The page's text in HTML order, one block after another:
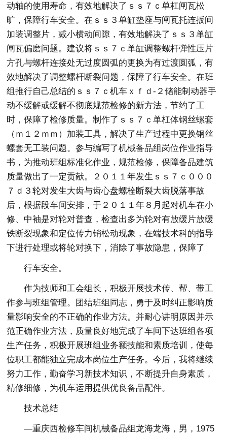
动轴的使用寿命，有效地解决了ｓｓ７ｃ单杠闸瓦松
旷，保障行车安全。在ｓｓ３单缸垫座与闸瓦托连扳间
加装调整片，减小横动间隙，有效地解决了ｓｓ３单缸
闸瓦偏磨问题。建议将ｓｓ７ｃ单缸调整螺杆弹性压片
方孔与螺杆连接处无过度圆弧的更换为有过渡圆弧，有
效地解决了调整螺杆断裂问题，保障了行车安全。在班
组推行自己总结的ｓｓ７ｃ机车ｘｆｄ-２储能制动器手
动不缓解或缓解不彻底规范检修的新方法，节约了工
时，保障了检修质量。制作了ｓｓ７ｃ单杠体钢丝螺套
（ｍ１２ｍｍ）加装工具，解决了生产过程中更换钢丝
螺套无工装问题。参与编写了机械备品组岗位作业指导
书，为推动班组标准化作业，规范检修，保障备品建筑
质量做出了一定贡献。２０１１年发生ｓｓ７ｃ０００
７ｄ３轮对发生大齿与齿心盘螺栓断裂大齿脱落事故
后，根据段车间安排，于２０１１年８月起对机车在小
修、中袖是对轮对普查，检查出多为轮对有放缓片放缓
铁断裂现象和定位传力销松动现象，在端技术科的指导
下进行处理或将轮对换下，消除了事故隐患，保障了
行车安全。
作为技师和工会组长，积极开展技术传、帮、带工
作参与班组管理。团结班组同志，勇于及时纠正影响质
量影响安全的不正确的作业方法。并耐心讲明原因并示
范正确作业方法，质量良好地完成了车间下达班组各项
生产任务，积极开展班组业务额技能和素质培训，使每
位职工都能独立完成本岗位生产任务。今后，我将继续
努力工作，勤奋学习新技术知识，不断提升自身素质，
精修细修，为机车运用提供优良备品配件。
技术总结
—重庆西检修车间机械备品组龙海龙海，男，1975